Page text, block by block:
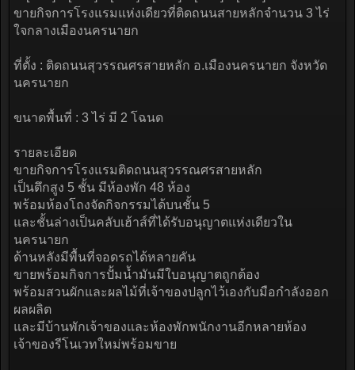
ขายกิจการโรงแรมแห่งเดียวที่ติดถนนสายหลักจำนวน 3 ไร่
ใจกลางเมืองนครนายก
ที่ตั้ง : ติดถนนสุวรรณศรสายหลัก อ.เมืองนครนายก จังหวัด
นครนายก
ขนาดพื้นที่ : 3 ไร่ มี 2 โฉนด
รายละเอียด
ขายกิจการโรงแรมติดถนนสุวรรณศรสายหลัก
เป็นตึกสูง 5 ชั้น มีห้องพัก 48 ห้อง
พร้อมห้องโถงจัดกิจกรรมได้บนชั้น 5
และชั้นล่างเป็นคลับเฮ้าส์ที่ได้รับอนุญาตแห่งเดียวใน
นครนายก
ด้านหลังมีพื้นที่จอดรถได้หลายคัน
ขายพร้อมกิจการปั้มน้ำมันมีใบอนุญาตถูกต้อง
พร้อมสวนผักและผลไม้ที่เจ้าของปลูกไว้เองกับมือกำลังออก
ผลผลิต
และมีบ้านพักเจ้าของและห้องพักพนักงานอีกหลายห้อง
เจ้าของรีโนเวทใหม่พร้อมขาย